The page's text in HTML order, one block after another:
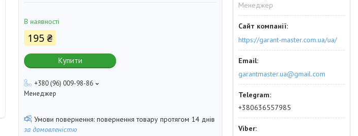
В наявності
195 ₴
Купити
+380 (96) 009-98-86
Менеджер
повернення товару протягом 14 днів
за домовленістю
Менеджер
https://garant-master.com.ua/ua/
garantmaster.ua@gmail.com
+380636557985